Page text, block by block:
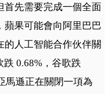
首先需要完成一個全面
蘋果可能會向阿里巴巴
人工智能合作伙伴關
0.68%，谷歌跌
馬遜正在關閉一項為